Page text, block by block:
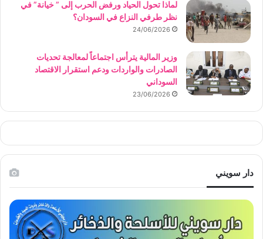
لماذا تحول الحياد ورفض الحرب إلى ” خيانة” في
نظر طرفي النزاع في السودان؟
24/06/2026
وزير المالية يترأس اجتماعاً لمعالجة تحديات
الصادرات والواردات ودعم استقرار الاقتصاد
السوداني
23/06/2026
دار سويني